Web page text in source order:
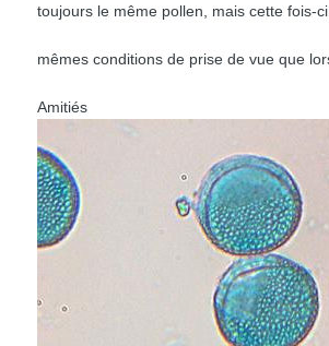
toujours le même pollen, mais cette fois-
mêmes conditions de prise de vue que
Amitiés